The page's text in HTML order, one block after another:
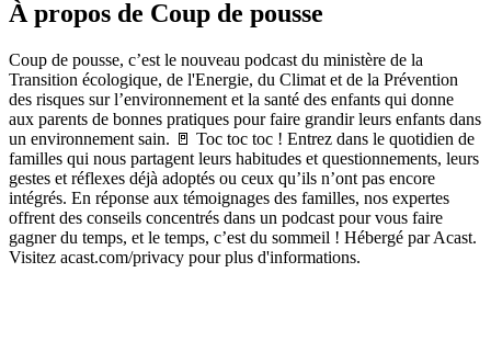
À propos de Coup de pousse
Coup de pousse, c’est le nouveau podcast du ministère de la
Transition écologique, de l'Energie, du Climat et de la Prévention
des risques sur l’environnement et la santé des enfants qui donne
aux parents de bonnes pratiques pour faire grandir leurs enfants dans
un environnement sain. 🚪 Toc toc toc ! Entrez dans le quotidien de
familles qui nous partagent leurs habitudes et questionnements, leurs
gestes et réflexes déjà adoptés ou ceux qu’ils n’ont pas encore
intégrés. En réponse aux témoignages des familles, nos expertes
offrent des conseils concentrés dans un podcast pour vous faire
gagner du temps, et le temps, c’est du sommeil ! Hébergé par Acast.
Visitez acast.com/privacy pour plus d'informations.